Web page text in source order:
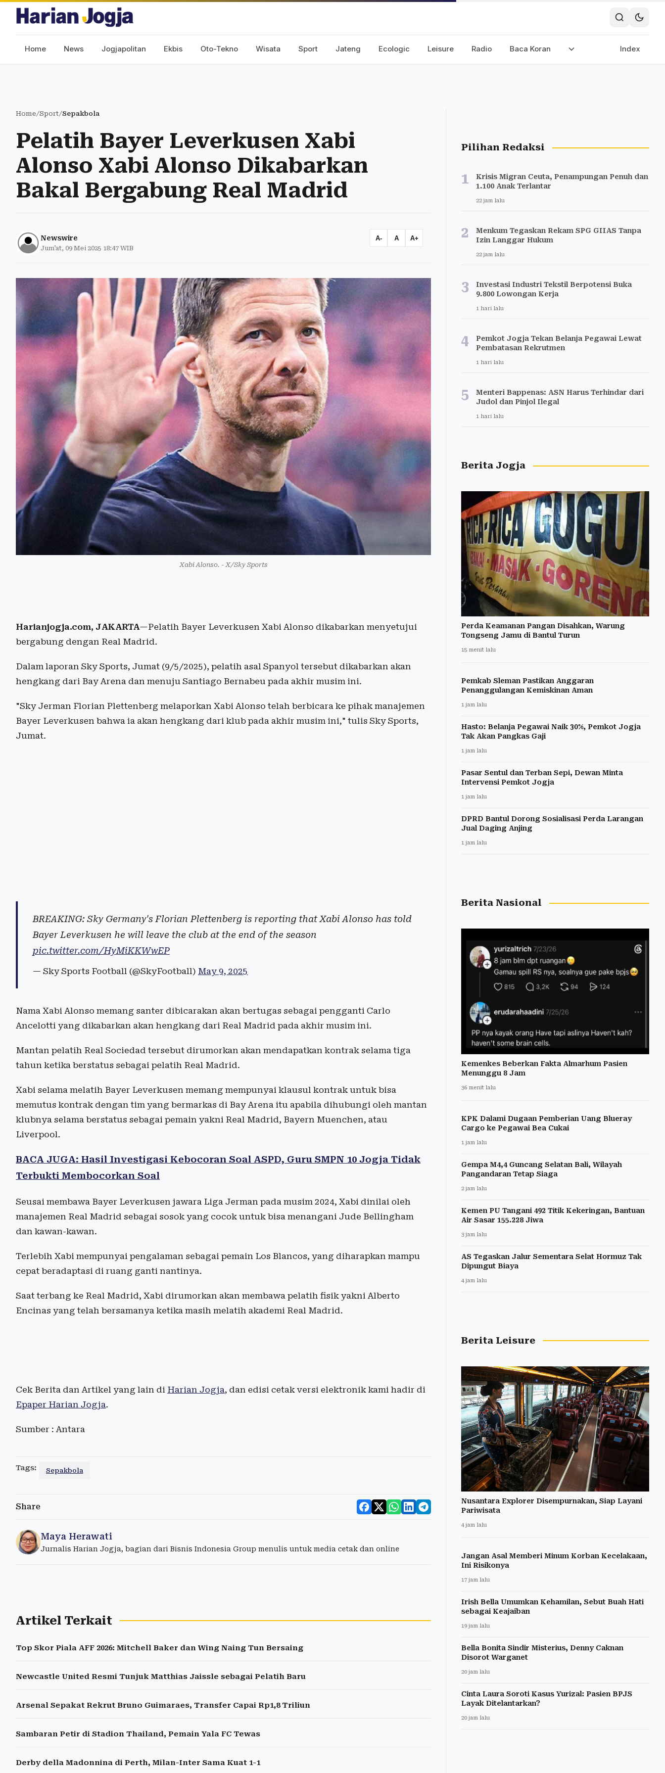
Home News Jogjapolitan Ekbis Oto-Tekno Wisata Sport Jateng Ecologic Leisure Radio Baca Koran Index
Home/Sport/Sepakbola
Pelatih Bayer Leverkusen Xabi
Alonso Xabi Alonso Dikabarkan
Bakal Bergabung Real Madrid
Newswire
Jum'at, 09 Mei 2025 18:47 WIB
A- A A+
Xabi Alonso. - X/Sky Sports
Harianjogja.com, JAKARTA—Pelatih Bayer Leverkusen Xabi Alonso dikabarkan menyetujui
bergabung dengan Real Madrid.
Dalam laporan Sky Sports, Jumat (9/5/2025), pelatih asal Spanyol tersebut dikabarkan akan
hengkang dari Bay Arena dan menuju Santiago Bernabeu pada akhir musim ini.
"Sky Jerman Florian Plettenberg melaporkan Xabi Alonso telah berbicara ke pihak manajemen
Bayer Leverkusen bahwa ia akan hengkang dari klub pada akhir musim ini," tulis Sky Sports,
Jumat.
BREAKING: Sky Germany's Florian Plettenberg is reporting that Xabi Alonso has told
Bayer Leverkusen he will leave the club at the end of the season
pic.twitter.com/HyMiKKWwEP
— Sky Sports Football (@SkyFootball) May 9, 2025
Nama Xabi Alonso memang santer dibicarakan akan bertugas sebagai pengganti Carlo
Ancelotti yang dikabarkan akan hengkang dari Real Madrid pada akhir musim ini.
Mantan pelatih Real Sociedad tersebut dirumorkan akan mendapatkan kontrak selama tiga
tahun ketika berstatus sebagai pelatih Real Madrid.
Xabi selama melatih Bayer Leverkusen memang mempunyai klausul kontrak untuk bisa
memutus kontrak dengan tim yang bermarkas di Bay Arena itu apabila dihubungi oleh mantan
klubnya selama berstatus sebagai pemain yakni Real Madrid, Bayern Muenchen, atau
Liverpool.
BACA JUGA: Hasil Investigasi Kebocoran Soal ASPD, Guru SMPN 10 Jogja Tidak
Terbukti Membocorkan Soal
Seusai membawa Bayer Leverkusen jawara Liga Jerman pada musim 2024, Xabi dinilai oleh
manajemen Real Madrid sebagai sosok yang cocok untuk bisa menangani Jude Bellingham
dan kawan-kawan.
Terlebih Xabi mempunyai pengalaman sebagai pemain Los Blancos, yang diharapkan mampu
cepat beradaptasi di ruang ganti nantinya.
Saat terbang ke Real Madrid, Xabi dirumorkan akan membawa pelatih fisik yakni Alberto
Encinas yang telah bersamanya ketika masih melatih akademi Real Madrid.
Cek Berita dan Artikel yang lain di Harian Jogja, dan edisi cetak versi elektronik kami hadir di
Epaper Harian Jogja.
Sumber : Antara
Tags: Sepakbola
Share
Maya Herawati
Jurnalis Harian Jogja, bagian dari Bisnis Indonesia Group menulis untuk media cetak dan online
Artikel Terkait
Top Skor Piala AFF 2026: Mitchell Baker dan Wing Naing Tun Bersaing
Newcastle United Resmi Tunjuk Matthias Jaissle sebagai Pelatih Baru
Arsenal Sepakat Rekrut Bruno Guimaraes, Transfer Capai Rp1,8 Triliun
Sambaran Petir di Stadion Thailand, Pemain Yala FC Tewas
Derby della Madonnina di Perth, Milan-Inter Sama Kuat 1-1
Pilihan Redaksi
1
Krisis Migran Ceuta, Penampungan Penuh dan
1.100 Anak Terlantar
22 jam lalu
2
Menkum Tegaskan Rekam SPG GIIAS Tanpa
Izin Langgar Hukum
22 jam lalu
3
Investasi Industri Tekstil Berpotensi Buka
9.800 Lowongan Kerja
1 hari lalu
4
Pemkot Jogja Tekan Belanja Pegawai Lewat
Pembatasan Rekrutmen
1 hari lalu
5
Menteri Bappenas: ASN Harus Terhindar dari
Judol dan Pinjol Ilegal
1 hari lalu
Berita Jogja
Perda Keamanan Pangan Disahkan, Warung
Tongseng Jamu di Bantul Turun
15 menit lalu
Pemkab Sleman Pastikan Anggaran
Penanggulangan Kemiskinan Aman
1 jam lalu
Hasto: Belanja Pegawai Naik 30%, Pemkot Jogja
Tak Akan Pangkas Gaji
1 jam lalu
Pasar Sentul dan Terban Sepi, Dewan Minta
Intervensi Pemkot Jogja
1 jam lalu
DPRD Bantul Dorong Sosialisasi Perda Larangan
Jual Daging Anjing
1 jam lalu
Berita Nasional
Kemenkes Beberkan Fakta Almarhum Pasien
Menunggu 8 Jam
36 menit lalu
KPK Dalami Dugaan Pemberian Uang Blueray
Cargo ke Pegawai Bea Cukai
1 jam lalu
Gempa M4,4 Guncang Selatan Bali, Wilayah
Pangandaran Tetap Siaga
2 jam lalu
Kemen PU Tangani 492 Titik Kekeringan, Bantuan
Air Sasar 155.228 Jiwa
3 jam lalu
AS Tegaskan Jalur Sementara Selat Hormuz Tak
Dipungut Biaya
4 jam lalu
Berita Leisure
Nusantara Explorer Disempurnakan, Siap Layani
Pariwisata
4 jam lalu
Jangan Asal Memberi Minum Korban Kecelakaan,
Ini Risikonya
17 jam lalu
Irish Bella Umumkan Kehamilan, Sebut Buah Hati
sebagai Keajaiban
19 jam lalu
Bella Bonita Sindir Misterius, Denny Caknan
Disorot Warganet
20 jam lalu
Cinta Laura Soroti Kasus Yurizal: Pasien BPJS
Layak Ditelantarkan?
20 jam lalu